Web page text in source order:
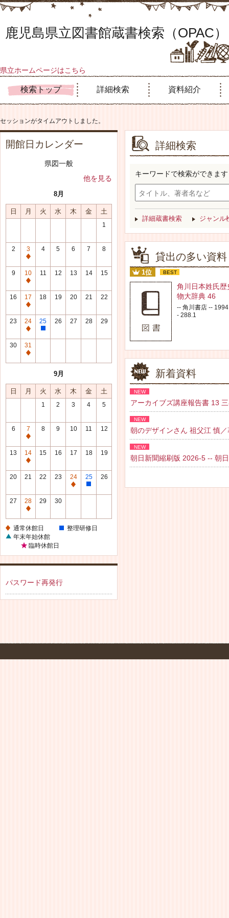
鹿児島県立図書館蔵書検索（OPAC）
県立ホームページはこちら
検索トップ 詳細検索 資料紹介
セッションがタイムアウトしました。
開館日カレンダー
県図一般
他を見る
8月
日 月 火 水 木 金 土
1
2
3
通
常
休
館
日
4 5 6 7 8
9
10
通
常
休
館
日
11 12 13 14 15
16
17
通
常
休
館
日
18 19 20 21 22
23
24
通
常
休
館
25
整
修
26 27 28 29
30
31
通
館
日
9月
日 月 火 水 木 金 土
1 2 3 4 5
6
7
通
常
休
館
8 9 10 11 12
13
14
通
常
館
日
15 16 17 18 19
20 21 22 23
24
通
館
日
25
整
修
日
26
27
28
通
休
館
日
29 30
通常休館日
整理研修日
年末年始休館
臨時休館日
パスワード再発行
詳細検索
キーワードで検索ができます
詳細蔵書検索 ジャンル
貸出の多い資料
1位 BEST
角川日本姓氏歴
物大辞典 46
-- 角川書店 --
- 288.1
新着資料
NEW
アーカイブズ講座報告書 13
NEW
朝のデザインさん 祖父江 慎
NEW
朝日新聞縮刷版 2026-5 -- 朝